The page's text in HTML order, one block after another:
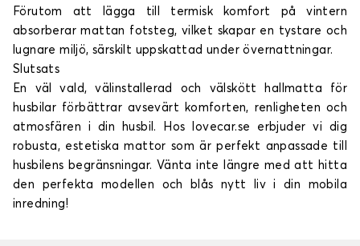
Förutom att lägga till termisk komfort på vintern
absorberar mattan fotsteg, vilket skapar en tystare och
lugnare miljö, särskilt uppskattad under övernattningar.
Slutsats
En väl vald, välinstallerad och välskött hallmatta för
husbilar förbättrar avsevärt komforten, renligheten och
atmosfären i din husbil. Hos lovecar.se erbjuder vi dig
robusta, estetiska mattor som är perfekt anpassade till
husbilens begränsningar. Vänta inte längre med att hitta
den perfekta modellen och blås nytt liv i din mobila
inredning!